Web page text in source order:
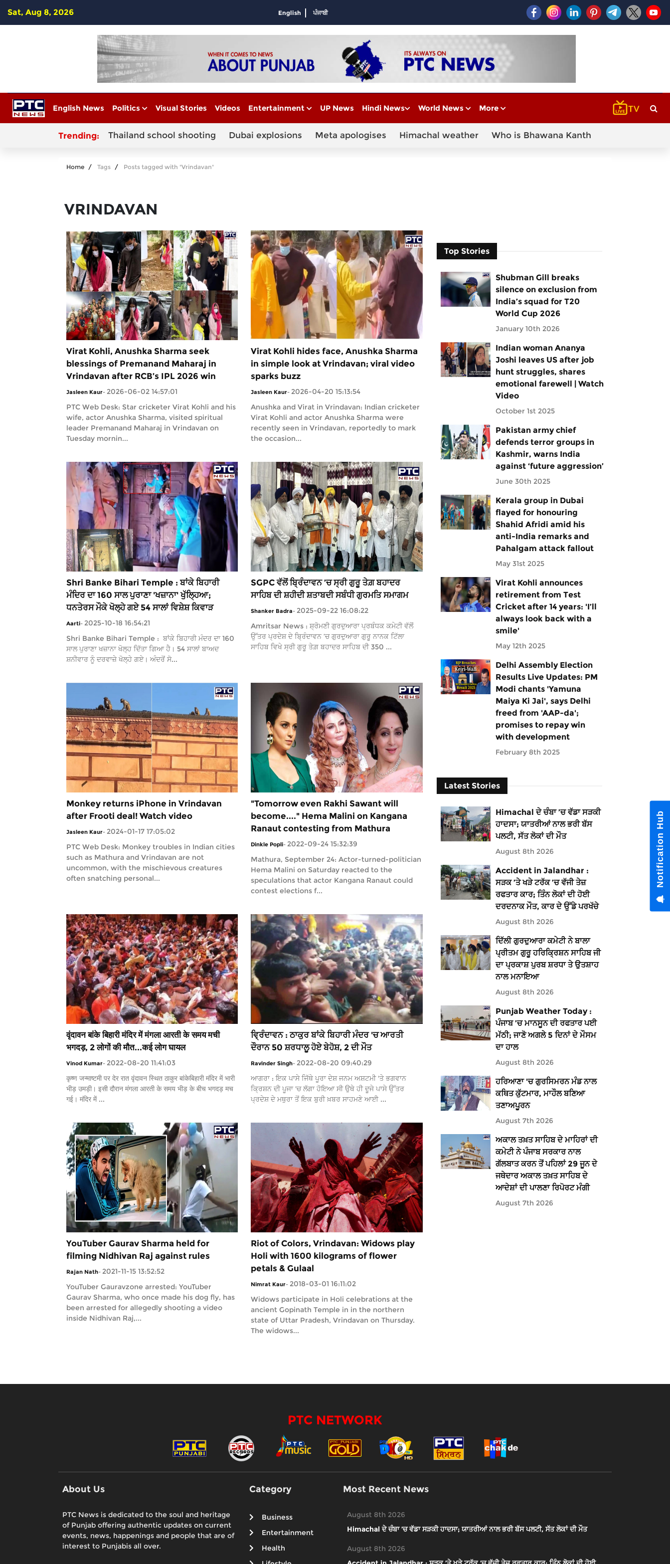
Sat, Aug 8, 2026 English ਪੰਜਾਬੀ
English News Politics Visual Stories Videos Entertainment UP News Hindi News World News More
Trending: Thailand school shooting Dubai explosions Meta apologises Himachal weather Who is Bhawana Kanth
Home Tags Posts tagged with "Vrindavan"
VRINDAVAN
Virat Kohli, Anushka Sharma seek
blessings of Premanand Maharaj in
Vrindavan after RCB’s IPL 2026 win
Jasleen Kaur- 2026-06-02 14:57:01
PTC Web Desk: Star cricketer Virat Kohli and his
wife, actor Anushka Sharma, visited spiritual
leader Premanand Maharaj in Vrindavan on
Tuesday mornin...
Virat Kohli hides face, Anushka Sharma
in simple look at Vrindavan; viral video
sparks buzz
Jasleen Kaur- 2026-04-20 15:13:54
Anushka and Virat in Vrindavan: Indian cricketer
Virat Kohli and actor Anushka Sharma were
recently seen in Vrindavan, reportedly to mark
the occasion...
Shri Banke Bihari Temple : ਬਾਂਕੇ ਬਿਹਾਰੀ
ਮੰਦਿਰ ਦਾ 160 ਸਾਲ ਪੁਰਾਣਾ 'ਖਜ਼ਾਨਾ' ਖੁੱਲ੍ਹਿਆ;
ਧਨਤੇਰਸ ਮੌਕੇ ਖੋਲ੍ਹੇ ਗਏ 54 ਸਾਲਾਂ ਵਿਸ਼ੇਸ਼ ਕਿਵਾੜ
Aarti- 2025-10-18 16:54:21
Shri Banke Bihari Temple : ਬਾਂਕੇ ਬਿਹਾਰੀ ਮੰਦਰ ਦਾ 160
ਸਾਲ ਪੁਰਾਣਾ ਖਜ਼ਾਨਾ ਖੋਲ੍ਹ ਦਿੱਤਾ ਗਿਆ ਹੈ। 54 ਸਾਲਾਂ ਬਾਅਦ
ਸ਼ਨੀਵਾਰ ਨੂੰ ਦਰਵਾਜ਼ੇ ਖੋਲ੍ਹੇ ਗਏ। ਅੰਦਰੋਂ ਸੋ...
SGPC ਵੱਲੋਂ ਬ੍ਰਿੰਦਾਵਨ ’ਚ ਸ੍ਰੀ ਗੁਰੂ ਤੇਗ਼ ਬਹਾਦਰ
ਸਾਹਿਬ ਦੀ ਸ਼ਹੀਦੀ ਸ਼ਤਾਬਦੀ ਸਬੰਧੀ ਗੁਰਮਤਿ ਸਮਾਗਮ
Shanker Badra- 2025-09-22 16:08:22
Amritsar News : ਸ਼੍ਰੋਮਣੀ ਗੁਰਦੁਆਰਾ ਪ੍ਰਬੰਧਕ ਕਮੇਟੀ ਵੱਲੋਂ
ਉੱਤਰ ਪ੍ਰਦੇਸ਼ ਦੇ ਬ੍ਰਿੰਦਾਵਨ ’ਚ ਗੁਰਦੁਆਰਾ ਗੁਰੂ ਨਾਨਕ ਟਿੱਲਾ
ਸਾਹਿਬ ਵਿਖੇ ਸ੍ਰੀ ਗੁਰੂ ਤੇਗ਼ ਬਹਾਦਰ ਸਾਹਿਬ ਦੀ 350 ...
Monkey returns iPhone in Vrindavan
after Frooti deal! Watch video
Jasleen Kaur- 2024-01-17 17:05:02
PTC Web Desk: Monkey troubles in Indian cities
such as Mathura and Vrindavan are not
uncommon, with the mischievous creatures
often snatching personal...
"Tomorrow even Rakhi Sawant will
become...." Hema Malini on Kangana
Ranaut contesting from Mathura
Dinkle Popli- 2022-09-24 15:32:39
Mathura, September 24: Actor-turned-politician
Hema Malini on Saturday reacted to the
speculations that actor Kangana Ranaut could
contest elections f...
वृंदावन बांके बिहारी मंदिर में मंगला आरती के समय मची
भगदड़, 2 लोगों की मौत...कई लोग घायल
Vinod Kumar- 2022-08-20 11:41:03
कृष्ण जन्माष्टमी पर देर रात वृंदावन स्थित ठाकुर बांकेबिहारी मंदिर में भारी
भीड़ उमड़ी। इसी दौरान मंगला आरती के समय भीड़ के बीच भगदड़ मच
गई। मंदिर में ...
ਵ੍ਰਿੰਦਾਵਨ : ਠਾਕੁਰ ਬਾਂਕੇ ਬਿਹਾਰੀ ਮੰਦਰ 'ਚ ਆਰਤੀ
ਦੌਰਾਨ 50 ਸ਼ਰਧਾਲੂ ਹੋਏ ਬੇਹੋਸ਼, 2 ਦੀ ਮੌਤ
Ravinder Singh- 2022-08-20 09:40:29
ਆਗਰਾ : ਇਕ ਪਾਸੇ ਜਿੱਥੇ ਪੂਰਾ ਦੇਸ਼ ਜਨਮ ਅਸ਼ਟਮੀ 'ਤੇ ਭਗਵਾਨ
ਕ੍ਰਿਸ਼ਨ ਦੀ ਪੂਜਾ 'ਚ ਲੱਗਾ ਹੋਇਆ ਸੀ ਉਥੇ ਹੀ ਦੂਜੇ ਪਾਸੇ ਉੱਤਰ
ਪ੍ਰਦੇਸ਼ ਦੇ ਮਥੁਰਾ ਤੋਂ ਇਕ ਬੁਰੀ ਖ਼ਬਰ ਸਾਹਮਣੇ ਆਈ ...
YouTuber Gaurav Sharma held for
filming Nidhivan Raj against rules
Rajan Nath- 2021-11-15 13:52:52
YouTuber Gauravzone arrested: YouTuber
Gaurav Sharma, who once made his dog fly, has
been arrested for allegedly shooting a video
inside Nidhivan Raj,...
Riot of Colors, Vrindavan: Widows play
Holi with 1600 kilograms of flower
petals & Gulaal
Nimrat Kaur- 2018-03-01 16:11:02
Widows participate in Holi celebrations at the
ancient Gopinath Temple in in the northern
state of Uttar Pradesh, Vrindavan on Thursday.
The widows...
Top Stories
Shubman Gill breaks
silence on exclusion from
India’s squad for T20
World Cup 2026
January 10th 2026
Indian woman Ananya
Joshi leaves US after job
hunt struggles, shares
emotional farewell | Watch
Video
October 1st 2025
Pakistan army chief
defends terror groups in
Kashmir, warns India
against ‘future aggression’
June 30th 2025
Kerala group in Dubai
flayed for honouring
Shahid Afridi amid his
anti-India remarks and
Pahalgam attack fallout
May 31st 2025
Virat Kohli announces
retirement from Test
Cricket after 14 years: 'I’ll
always look back with a
smile'
May 12th 2025
Delhi Assembly Election
Results Live Updates: PM
Modi chants 'Yamuna
Maiya Ki Jai', says Delhi
freed from 'AAP-da';
promises to repay win
with development
February 8th 2025
Latest Stories
Himachal ਦੇ ਚੰਬਾ ’ਚ ਵੱਡਾ ਸੜਕੀ
ਹਾਦਸਾ; ਯਾਤਰੀਆਂ ਨਾਲ ਭਰੀ ਬੱਸ
ਪਲਟੀ, ਸੱਤ ਲੋਕਾਂ ਦੀ ਮੌਤ
August 8th 2026
Accident in Jalandhar :
ਸੜਕ ’ਤੇ ਖੜੇ ਟਰੱਕ ’ਚ ਵੱਜੀ ਤੇਜ਼
ਰਫਤਾਰ ਕਾਰ; ਤਿੰਨ ਲੋਕਾਂ ਦੀ ਹੋਈ
ਦਰਦਨਾਕ ਮੌਤ, ਕਾਰ ਦੇ ਉੱਡੇ ਪਰਖੱਚੇ
August 8th 2026
ਦਿੱਲੀ ਗੁਰਦੁਆਰਾ ਕਮੇਟੀ ਨੇ ਬਾਲਾ
ਪ੍ਰੀਤਮ ਗੁਰੂ ਹਰਿਕ੍ਰਿਸ਼ਨ ਸਾਹਿਬ ਜੀ
ਦਾ ਪ੍ਰਕਾਸ਼ ਪੁਰਬ ਸ਼ਰਧਾ ਤੇ ਉਤਸ਼ਾਹ
ਨਾਲ ਮਨਾਇਆ
August 8th 2026
Punjab Weather Today :
ਪੰਜਾਬ ’ਚ ਮਾਨਸੂਨ ਦੀ ਰਫਤਾਰ ਪਈ
ਮੱਠੀ; ਜਾਣੋ ਅਗਲੇ 5 ਦਿਨਾਂ ਦੇ ਮੌਸਮ
ਦਾ ਹਾਲ
August 8th 2026
ਹਰਿਆਣਾ 'ਚ ਗੁਰਸਿਮਰਨ ਮੰਡ ਨਾਲ
ਕਥਿਤ ਕੁੱਟਮਾਰ, ਮਾਹੌਲ ਬਣਿਆ
ਤਣਾਅਪੂਰਨ
August 7th 2026
ਅਕਾਲ ਤਖ਼ਤ ਸਾਹਿਬ ਦੇ ਮਾਹਿਰਾਂ ਦੀ
ਕਮੇਟੀ ਨੇ ਪੰਜਾਬ ਸਰਕਾਰ ਨਾਲ
ਗੱਲਬਾਤ ਕਰਨ ਤੋਂ ਪਹਿਲਾਂ 29 ਜੂਨ ਦੇ
ਜਥੇਦਾਰ ਅਕਾਲ ਤਖ਼ਤ ਸਾਹਿਬ ਦੇ
ਆਦੇਸ਼ਾਂ ਦੀ ਪਾਲਣਾ ਰਿਪੋਰਟ ਮੰਗੀ
August 7th 2026
PTC NETWORK
About Us
PTC News is dedicated to the soul and heritage
of Punjab offering authentic updates on current
events, news, happenings and people that are of
interest to Punjabis all over.
Category
Business
Entertainment
Health
Most Recent News
August 8th 2026
Himachal ਦੇ ਚੰਬਾ ’ਚ ਵੱਡਾ ਸੜਕੀ ਹਾਦਸਾ; ਯਾਤਰੀਆਂ ਨਾਲ ਭਰੀ ਬੱਸ ਪਲਟੀ, ਸੱਤ ਲੋਕਾਂ ਦੀ ਮੌਤ
August 8th 2026
Notification Hub